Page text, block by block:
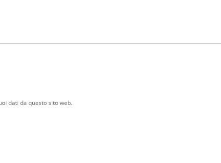
dati da questo sito web.